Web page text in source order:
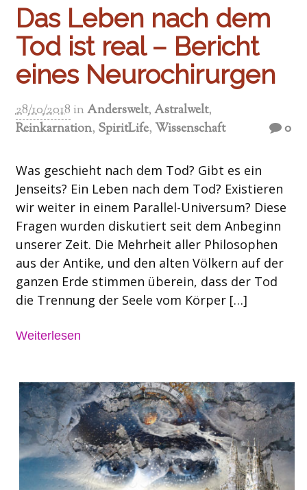
Das Leben nach dem
Tod ist real – Bericht
eines Neurochirurgen
28/10/2018 inAnderswelt,Astralwelt,
Reinkarnation, SpiritLife, Wissenschaft 0
Was geschieht nach dem Tod? Gibt es ein
Jenseits? Ein Leben nach dem Tod? Existieren
wir weiter in einem Parallel-Universum? Diese
Fragen wurden diskutiert seit dem Anbeginn
unserer Zeit. Die Mehrheit aller Philosophen
aus der Antike, und den alten Völkern auf der
ganzen Erde stimmen überein, dass der Tod
die Trennung der Seele vom Körper […]
Weiterlesen